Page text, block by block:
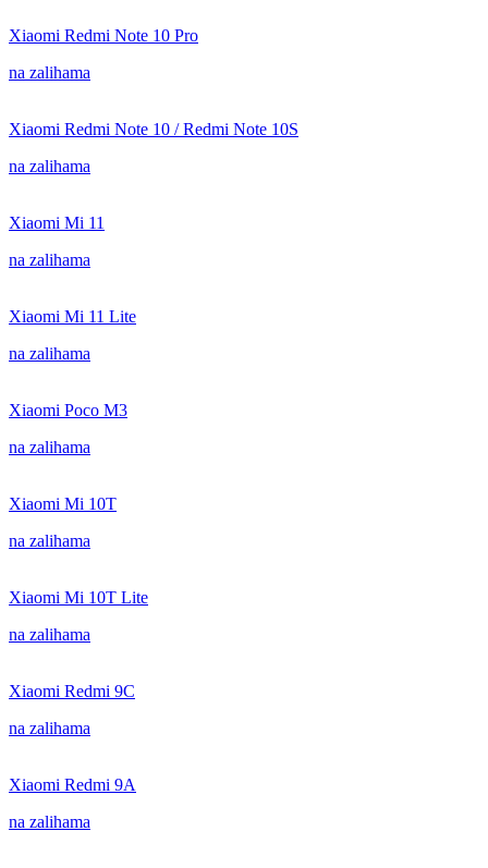
Xiaomi Redmi Note 10 Pro
na zalihama
Xiaomi Redmi Note 10 / Redmi Note 10S
na zalihama
Xiaomi Mi 11
na zalihama
Xiaomi Mi 11 Lite
na zalihama
Xiaomi Poco M3
na zalihama
Xiaomi Mi 10T
na zalihama
Xiaomi Mi 10T Lite
na zalihama
Xiaomi Redmi 9C
na zalihama
Xiaomi Redmi 9A
na zalihama